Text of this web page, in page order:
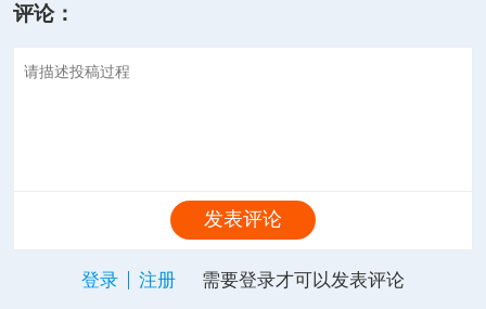
评论：
发表评论
登录 注册 需要登录才可以发表评论